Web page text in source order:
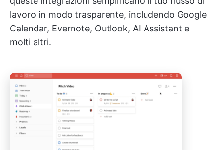
lavoro in modo trasparente, includendo Google
Calendar, Evernote, Outlook, AI Assistant e
molti altri.